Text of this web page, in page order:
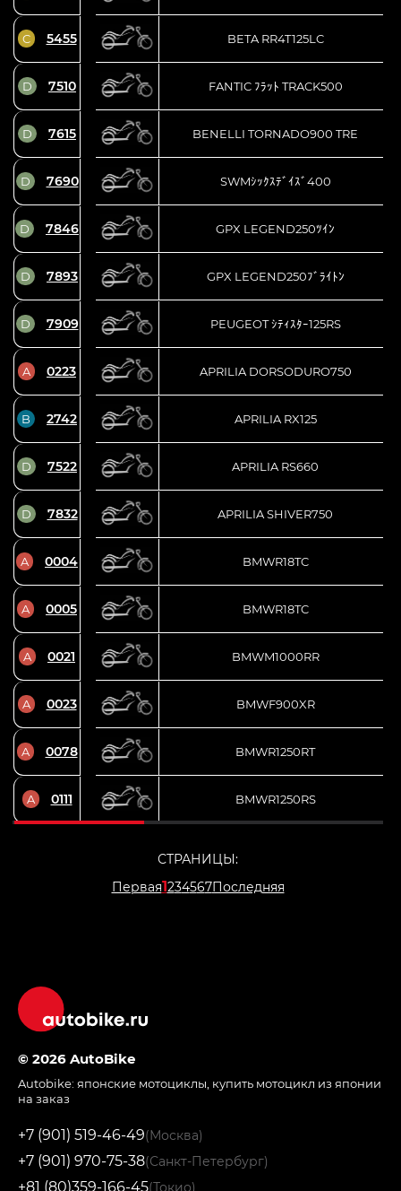
C 5455 BETA RR4T125LC
D 7510 FANTIC ﾌﾗｯﾄ TRACK500
D 7615 BENELLI TORNADO900 TRE
D 7690 SWMｼｯｸｽﾃﾞｲｽﾞ400
D 7846 GPX LEGEND250ﾂｲﾝ
D 7893 GPX LEGEND250ﾌﾞﾗｲﾄﾝ
D 7909 PEUGEOT ｼﾃｨｽﾀｰ125RS
A 0223 APRILIA DORSODURO750
B 2742 APRILIA RX125
D 7522 APRILIA RS660
D 7832 APRILIA SHIVER750
A 0004 BMWR18TC
A 0005 BMWR18TC
A 0021 BMWM1000RR
A 0023 BMWF900XR
A 0078 BMWR1250RT
A 0111 BMWR1250RS
СТРАНИЦЫ:
Первая1234567Последняя
© 2026 AutoBike
Autobike: японские мотоциклы, купить мотоцикл из японии
на заказ
+7 (901) 519-46-49(Москва)
+7 (901) 970-75-38(Санкт-Петербург)
+81 (80)359-166-45(Токио)